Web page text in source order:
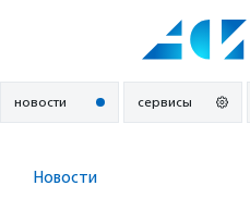
новости сервисы
Новости